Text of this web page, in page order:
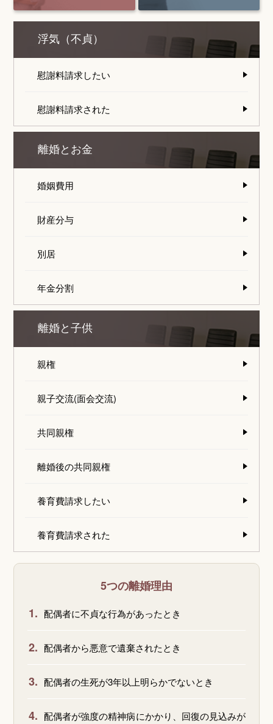
浮気（不貞）
慰謝料請求したい
慰謝料請求された
離婚とお金
婚姻費用
財産分与
別居
年金分割
離婚と子供
親権
親子交流(面会交流)
共同親権
離婚後の共同親権
養育費請求したい
養育費請求された
5つの離婚理由
1. 配偶者に不貞な行為があったとき
2. 配偶者から悪意で遺棄されたとき
3. 配偶者の生死が3年以上明らかでないとき
4. 配偶者が強度の精神病にかかり、回復の見込みが